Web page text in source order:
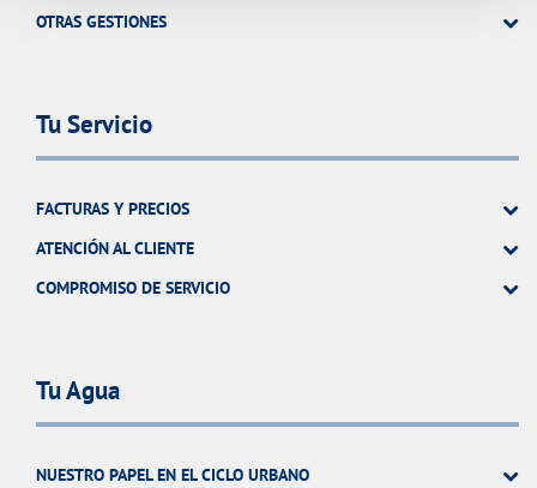
OTRAS GESTIONES
Tu Servicio
FACTURAS Y PRECIOS
ATENCIÓN AL CLIENTE
COMPROMISO DE SERVICIO
Tu Agua
NUESTRO PAPEL EN EL CICLO URBANO